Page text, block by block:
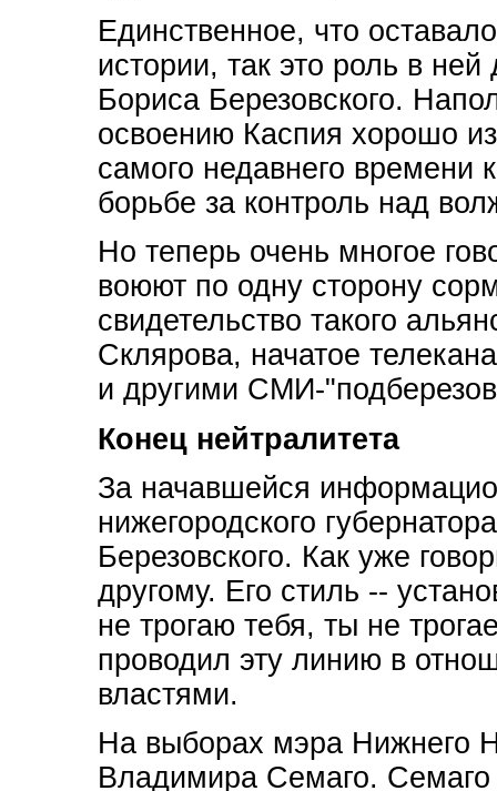
Единственное, что
истории, так это роль в ней
Бориса Березовского.
освоению Каспия хорошо
самого недавнего времени
борьбе за контроль над
Но теперь очень многое
воюют по одну сторону
свидетельство такого
Склярова, начатое
и другими СМИ-
Конец нейтралитета
За начавшейся
нижегородского
Березовского. Как уже
другому. Его стиль --
не трогаю тебя, ты не
проводил эту линию в
властями.
На выборах мэра Нижнего
Владимира Семаго.